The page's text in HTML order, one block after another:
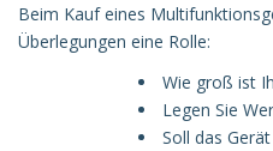
Beim Kauf eines
Überlegungen eine Rolle:
Wie groß ist
Legen Sie
Soll das